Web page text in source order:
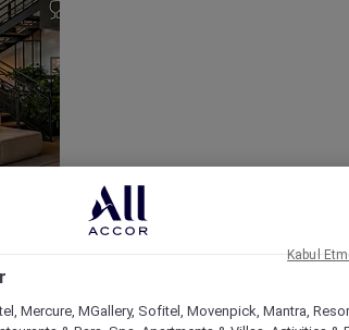
Mercure, MGallery, Sofitel, Movenpick, Mantra,
Kabul